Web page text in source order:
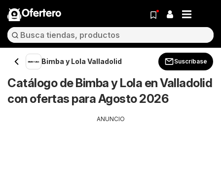
Ofertero
Bimba y Lola Valladolid Suscríbase
Catálogo de Bimba y Lola en Valladolid
con ofertas para Agosto 2026
ANUNCIO